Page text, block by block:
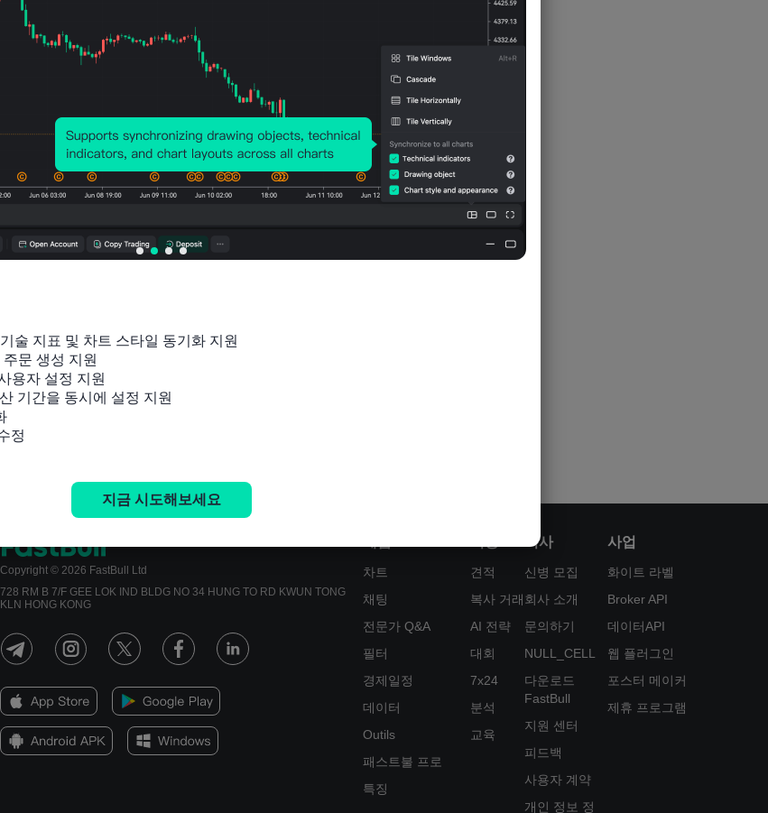
Copyright © 2026 FastBull Ltd
728 RM B 7/F GEE LOK IND BLDG NO 34 HUNG TO RD KWUN TONG
KLN HONG KONG
차트
채팅
전문가 Q&A
필터
경제일정
데이터
Outils
패스트불 프로
특징
견적
복사 거래
AI 전략
대회
7x24
분석
교육
회사
신병 모집
회사 소개
문의하기
NULL_CELL
다운로드
FastBull
지원 센터
피드백
사용자 계약
개인 정보 정
사업
화이트 라벨
Broker API
데이터API
웹 플러그인
포스터 메이커
제휴 프로그램
술 지표 및 차트 스타일 동기화 지원
문 생성 지원
용자 설정 지원
기간을 동시에 설정 지원
정
지금 시도해보세요